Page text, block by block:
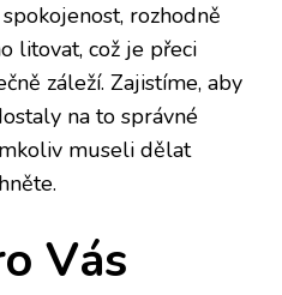
rozhodně
litovat, což je přeci
záleží. Zajistíme, aby
na to správné
museli dělat
Vás